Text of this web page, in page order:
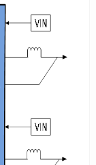
需要多路电源转换
，充分满足应用
）、欠压